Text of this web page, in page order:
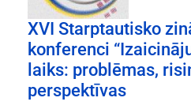
XVI Starptautisko
konferenci
laiks: problēmas,
perspektīvas